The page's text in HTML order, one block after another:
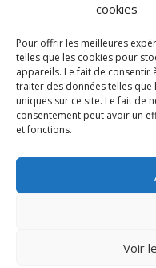
cookies
Pour offrir les meilleures
telles que les cookies pour
appareils. Le fait de consentir
traiter des données telles
uniques sur ce site. Le fait de
consentement peut avoir un
et fonctions.
Voir
Horaires
Secrétariat de
Le lundi et le
et de 14h à 17h
© 2026 Mairie de